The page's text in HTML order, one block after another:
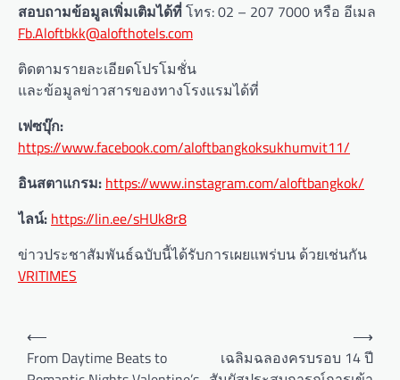
สอบถามข้อมูลเพิ่มเติมได้ที่โทร: 02 – 207 7000 หรือ อีเมล
Fb.Aloftbkk@alofthotels.com
ติดตามรายละเอียดโปรโมชั่น
และข้อมูลข่าวสารของทางโรงแรมได้ที่
เฟซบุ๊ก:
https://www.facebook.com/aloftbangkoksukhumvit11/
อินสตาแกรม: https://www.instagram.com/aloftbangkok/
ไลน์: https://lin.ee/sHUk8r8
ข่าวประชาสัมพันธ์ฉบับนี้ได้รับการเผยแพร่บน ด้วยเช่นกัน
VRITIMES
⟵
From Daytime Beats to
เฉลิมฉลองครบรอบ 14 ปี
⟶